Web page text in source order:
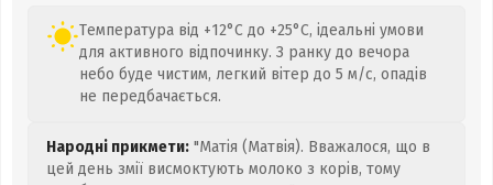
Температура від +12°C до +25°C, ідеальні умови
для активного відпочинку. З ранку до вечора
небо буде чистим, легкий вітер до 5 м/с, опадів
не передбачається.
Народні прикмети: "Матія (Матвія). Вважалося, що в
цей день змії висмоктують молоко з корів, тому